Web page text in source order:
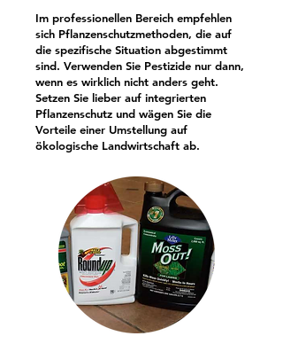
Im professionellen Bereich empfehlen
sich Pflanzenschutzmethoden, die auf
die spezifische Situation abgestimmt
sind. Verwenden Sie Pestizide nur dann,
wenn es wirklich nicht anders geht.
Setzen Sie lieber auf integrierten
Pflanzenschutz und wägen Sie die
Vorteile einer Umstellung auf
ökologische Landwirtschaft ab.